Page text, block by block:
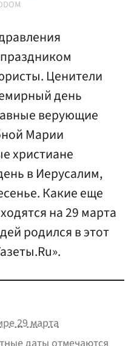
Ценители
день
верующие
Марии
христиане
в Иерусалим,
Какие еще
на 29 марта
родился в этот
29 марта